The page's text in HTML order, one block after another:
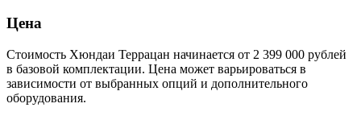
Цена
Стоимость Хюндаи Террацан начинается от 2 399 000 рублей
в базовой комплектации. Цена может варьироваться в
зависимости от выбранных опций и дополнительного
оборудования.